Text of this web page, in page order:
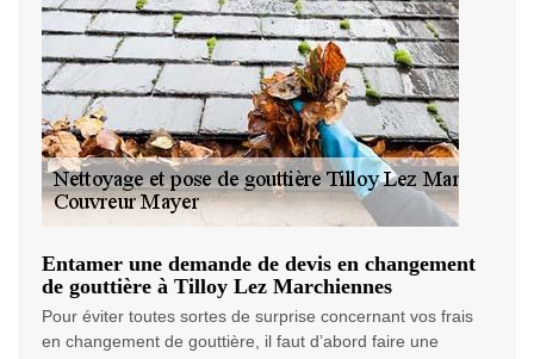
Entamer une demande de devis en changement
de gouttière à Tilloy Lez Marchiennes
Pour éviter toutes sortes de surprise concernant vos frais
en changement de gouttière, il faut d’abord faire une